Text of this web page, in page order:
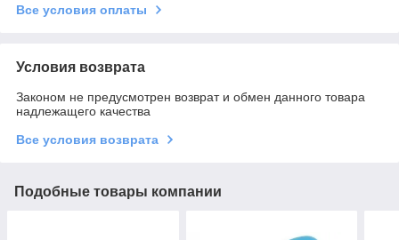
Все условия оплаты
Условия возврата
Законом не предусмотрен возврат и обмен данного товара
надлежащего качества
Все условия возврата
Подобные товары компании